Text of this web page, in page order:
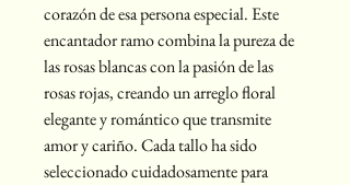
corazón de esa persona especial. Este
encantador ramo combina la pureza de
las rosas blancas con la pasión de las
rosas rojas, creando un arreglo floral
elegante y romántico que transmite
amor y cariño. Cada tallo ha sido
seleccionado cuidadosamente para